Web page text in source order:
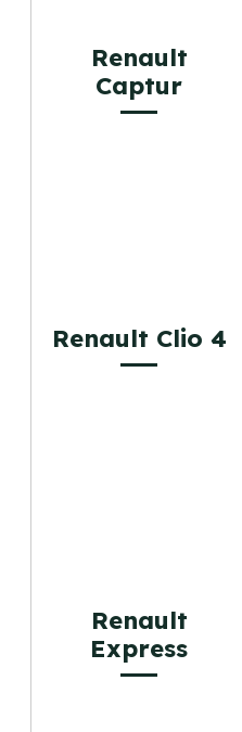
Renault
Captur
Renault Clio 4
Renault
Express